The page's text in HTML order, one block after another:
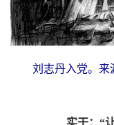
刘志丹入党。